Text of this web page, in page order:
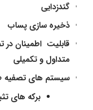
گندزدایی
ذخیره سازی پساب
قابلیت اطمینان
متداول و تکمیلی
سیستم های تصفیه
برکه های